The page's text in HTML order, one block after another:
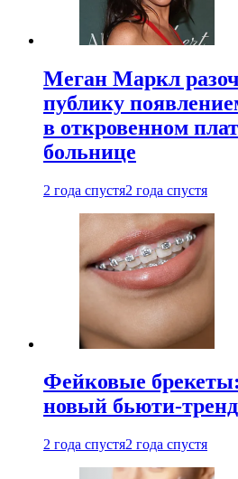
Меган Маркл
публику
в откровенном
больнице
2 года спустя2 года спустя
Фейковые
новый бьюти-тренд
2 года спустя2 года спустя